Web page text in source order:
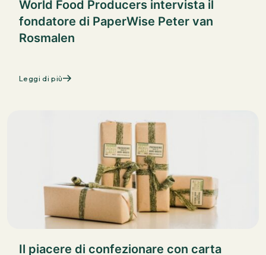
World Food Producers intervista il
fondatore di PaperWise Peter van
Rosmalen
Leggi di più
Il piacere di confezionare con carta